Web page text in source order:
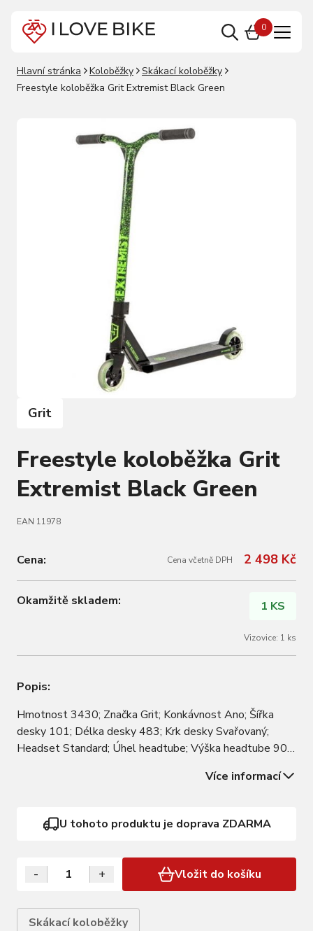
0
Hlavní stránka Koloběžky
Skákací koloběžky
Freestyle koloběžka Grit Extremist Black Green
Grit
Freestyle koloběžka Grit
Extremist Black Green
EAN 11978
Cena: Cena včetně DPH 2 498 Kč
Okamžitě skladem: 1 KS
Vizovice: 1 ks
Popis:
Hmotnost 3430; Značka Grit; Konkávnost Ano; Šířka
desky 101; Délka desky 483; Krk desky Svařovaný;
Headset Standard; Úhel headtube; Výška headtube 90;
Aluminium; Stupeň pevnosti materiálu desky T6; Typ
Více informací
U tohoto produktu je doprava ZDARMA
- + Vložit do košíku
Skákací koloběžky